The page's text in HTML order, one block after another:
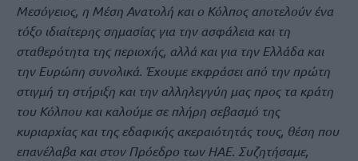
Μεσόγειος, η Μέση Ανατολή και ο Κόλπος αποτελούν ένα
τόξο ιδιαίτερης σημασίας για την ασφάλεια και τη
σταθερότητα της περιοχής, αλλά και για την Ελλάδα και
την Ευρώπη συνολικά. Έχουμε εκφράσει από την πρώτη
στιγμή τη στήριξη και την αλληλεγγύη μας προς τα κράτη
του Κόλπου και καλούμε σε πλήρη σεβασμό της
κυριαρχίας και της εδαφικής ακεραιότητάς τους, θέση που
επανέλαβα και στον Πρόεδρο των ΗΑΕ. Συζητήσαμε,